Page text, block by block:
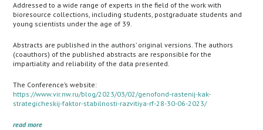
Addressed to a wide range of experts in the field of the work with
bioresource collections, including students, postgraduate students and
young scientists under the age of 39.
Abstracts are published in the authors’ original versions. The authors
(coauthors) of the published abstracts are responsible for the
impartiality and reliability of the data presented.
The Conference’s website:
https://www.vir.nw.ru/blog/2023/03/02/genofond-rastenij-kak-
strategicheskij-faktor-stabilnosti-razvitiya-rf-28-30-06-2023/
read more